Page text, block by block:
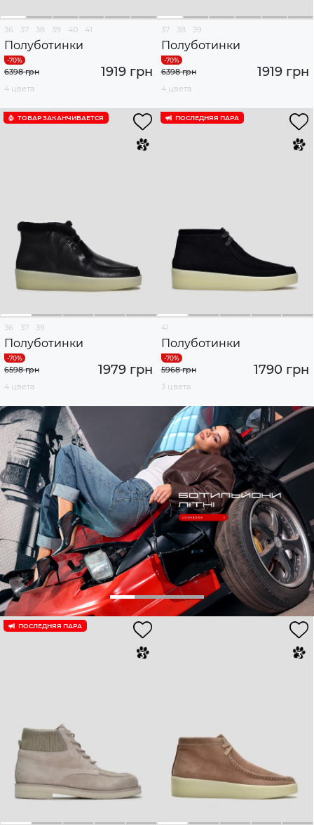
36 37 38 39 40 41
Полуботинки
1919 грн
6398 грн
4 цвета
37 38 39
Полуботинки
1919 грн
6398 грн
4 цвета
ТОВАР ЗАКАНЧИВАЕТСЯ
36 37 39
Полуботинки
1979 грн
6598 грн
4 цвета
ПОСЛЕДНЯЯ ПАРА
41
Полуботинки
1790 грн
5968 грн
3 цвета
ПОСЛЕДНЯЯ ПАРА